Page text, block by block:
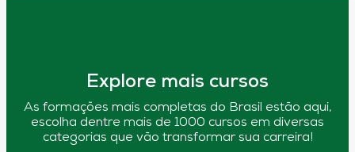
Explore mais cursos
As formações mais completas do Brasil estão aqui,
escolha dentre mais de 1000 cursos em diversas
categorias que vão transformar sua carreira!